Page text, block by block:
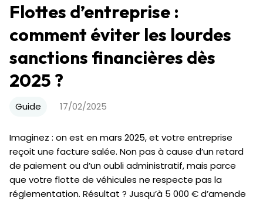
Flottes d’entreprise :
comment éviter les lourdes
sanctions financières dès
2025 ?
Guide 17/02/2025
Imaginez : on est en mars 2025, et votre entreprise
reçoit une facture salée. Non pas à cause d’un retard
de paiement ou d’un oubli administratif, mais parce
que votre flotte de véhicules ne respecte pas la
réglementation. Résultat ? Jusqu’à 5 000 € d’amende